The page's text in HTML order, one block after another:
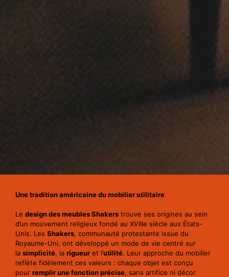
Une tradition américaine du mobilier utilitaire
Le design des meubles Shakers trouve ses origines au sein
d’un mouvement religieux fondé au XVIIIe siècle aux États-
Unis. Les Shakers, communauté protestante issue du
Royaume-Uni, ont développé un mode de vie centré sur
la simplicité, la rigueur et l’utilité. Leur approche du mobilier
reflète fidèlement ces valeurs : chaque objet est conçu
pour remplir une fonction précise, sans artifice ni décor